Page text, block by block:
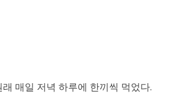
매일 저녁 하루에 한끼씩 먹었다.